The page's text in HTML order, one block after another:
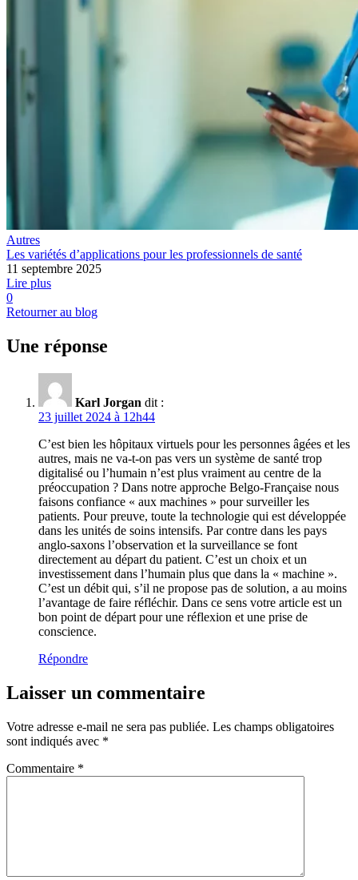
Autres
Les variétés d’applications pour les professionnels de santé
11 septembre 2025
Lire plus
0
Retourner au blog
Une réponse
Karl Jorgan dit :
23 juillet 2024 à 12h44
C’est bien les hôpitaux virtuels pour les personnes âgées et les
autres, mais ne va-t-on pas vers un système de santé trop
digitalisé ou l’humain n’est plus vraiment au centre de la
préoccupation ? Dans notre approche Belgo-Française nous
faisons confiance « aux machines » pour surveiller les
patients. Pour preuve, toute la technologie qui est développée
dans les unités de soins intensifs. Par contre dans les pays
anglo-saxons l’observation et la surveillance se font
directement au départ du patient. C’est un choix et un
investissement dans l’humain plus que dans la « machine ».
C’est un débit qui, s’il ne propose pas de solution, a au moins
l’avantage de faire réfléchir. Dans ce sens votre article est un
bon point de départ pour une réflexion et une prise de
conscience.
Répondre
Laisser un commentaire
Votre adresse e-mail ne sera pas publiée. Les champs obligatoires
sont indiqués avec *
Commentaire *